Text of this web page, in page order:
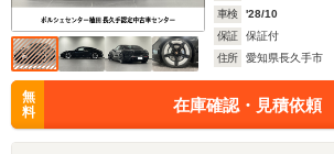
車検
'28/10
保証
保証付
住所
愛知県長久手市
無
料
在庫確認・見積依頼